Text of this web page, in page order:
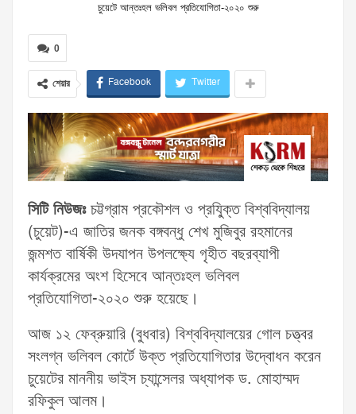
চুয়েটে আন্তঃহল ভলিবল প্রতিযোগিতা-২০২০ শুরু
0
শেয়ার Facebook Twitter
সিটি নিউজঃচট্টগ্রাম প্রকৌশল ও প্রযু্িক্ত বিশ্ববিদ্যালয়
(চুয়েট)-এ জাতির জনক বঙ্গবন্ধু শেখ মুজিবুর রহমানের
জন্মশত বার্ষিকী উদযাপন উপলক্ষ্যে গৃহীত বছরব্যাপী
কার্যক্রমের অংশ হিসেবে আন্তঃহল ভলিবল
প্রতিযোগিতা-২০২০ শুরু হয়েছে।
আজ ১২ ফেব্রুয়ারি (বুধবার) বিশ্ববিদ্যালয়ের গোল চত্ত্বর
সংলগ্ন ভলিবল কোর্টে উক্ত প্রতিযোগিতার উদ্বোধন করেন
চুয়েটের মাননীয় ভাইস চ্যান্সেলর অধ্যাপক ড. মোহাম্মদ
রফিকুল আলম।